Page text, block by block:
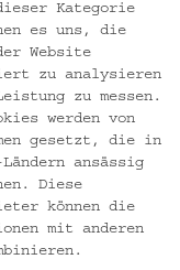
Kategorie
es uns, die
Website
zu analysieren
zu messen.
werden von
gesetzt, die in
ansässig
Diese
können die
mit anderen